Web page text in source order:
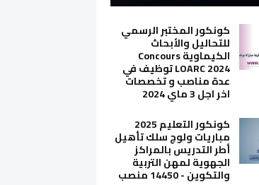
كونكور المختبر الرسمي
للتحاليل والأبحاث
الكيماوية Concours
LOARC 2024 توظيف في
عدة مناصب و تخصصات
اخر اجل 3 ماي 2024
كونكور التعليم 2025
مباريات ولوج سلك تأهيل
أطر التدريس بالمراكز
الجهوية لمهن التربية
والتكوين - 14450 منصب